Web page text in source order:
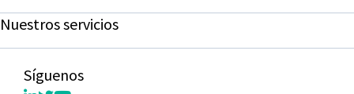
Nuestros servicios
Síguenos